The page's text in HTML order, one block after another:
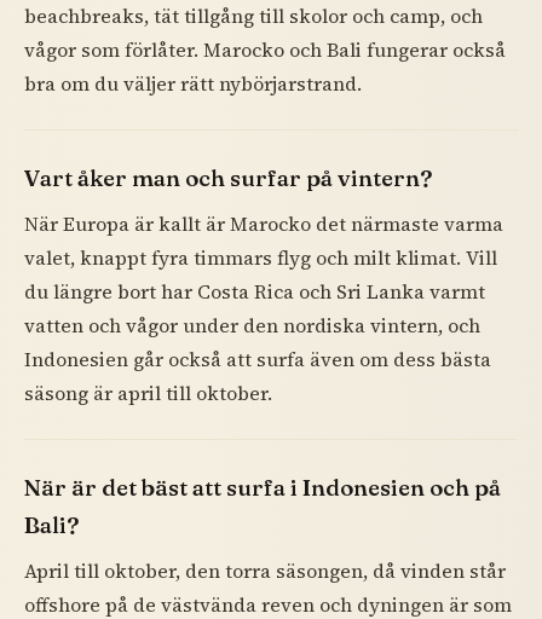
beachbreaks, tät tillgång till skolor och camp, och
vågor som förlåter. Marocko och Bali fungerar också
bra om du väljer rätt nybörjarstrand.
Vart åker man och surfar på vintern?
När Europa är kallt är Marocko det närmaste varma
valet, knappt fyra timmars flyg och milt klimat. Vill
du längre bort har Costa Rica och Sri Lanka varmt
vatten och vågor under den nordiska vintern, och
Indonesien går också att surfa även om dess bästa
säsong är april till oktober.
När är det bäst att surfa i Indonesien och på
Bali?
April till oktober, den torra säsongen, då vinden står
offshore på de västvända reven och dyningen är som